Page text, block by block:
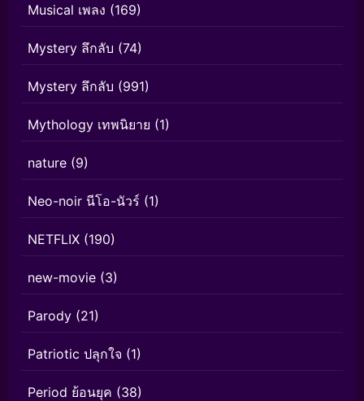
Musical เพลง (169)
Mystery ลึกลับ (74)
Mystery ลึกลับ (991)
Mythology เทพนิยาย (1)
nature (9)
Neo-noir นีโอ-นัวร์ (1)
NETFLIX (190)
new-movie (3)
Parody (21)
Patriotic ปลุกใจ (1)
Period ย้อนยุค (38)